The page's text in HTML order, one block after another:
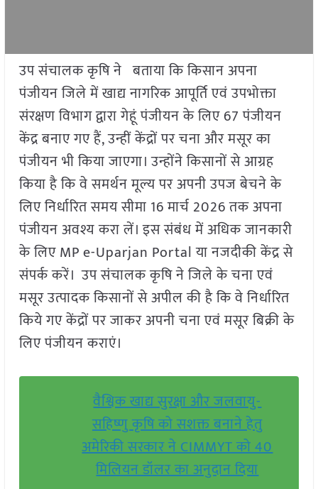
उप संचालक कृषि ने बताया कि किसान अपना
पंजीयन जिले में खाद्य नागरिक आपूर्ति एवं उपभोक्ता
संरक्षण विभाग द्वारा गेहूं पंजीयन के लिए 67 पंजीयन
केंद्र बनाए गए हैं, उन्हीं केंद्रों पर चना और मसूर का
पंजीयन भी किया जाएगा। उन्होंने किसानों से आग्रह
किया है कि वे समर्थन मूल्य पर अपनी उपज बेचने के
लिए निर्धारित समय सीमा 16 मार्च 2026 तक अपना
पंजीयन अवश्य करा लें। इस संबंध में अधिक जानकारी
के लिए MP e-Uparjan Portal या नजदीकी केंद्र से
संपर्क करें। उप संचालक कृषि ने जिले के चना एवं
मसूर उत्पादक किसानों से अपील की है कि वे निर्धारित
किये गए केंद्रों पर जाकर अपनी चना एवं मसूर बिक्री के
लिए पंजीयन कराएं।
वैश्विक खाद्य सुरक्षा और जलवायु-
सहिष्णु कृषि को सशक्त बनाने हेतु
अमेरिकी सरकार ने CIMMYT को 40
मिलियन डॉलर का अनुदान दिया